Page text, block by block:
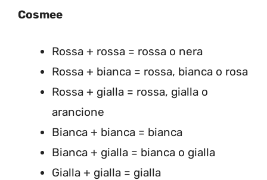
Cosmee
Rossa + rossa = rossa o nera
Rossa + bianca = rossa, bianca o rosa
Rossa + gialla = rossa, gialla o
arancione
Bianca + bianca = bianca
Bianca + gialla = bianca o gialla
Gialla + gialla = gialla